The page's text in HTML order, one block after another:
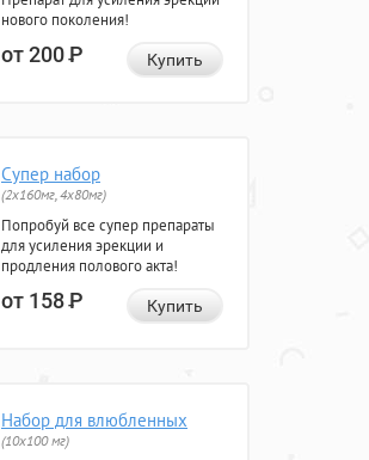
нового поколения!
от 200Р Купить
Супер набор
(2х160мг, 4х80мг)
Попробуй все супер препараты
для усиления эрекции и
продления полового акта!
от 158Р Купить
Набор для влюбленных
(10х100 мг)